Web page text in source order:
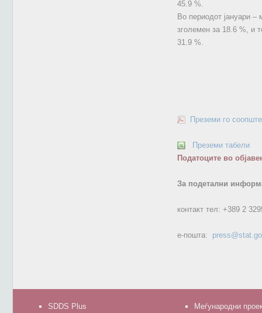
45.9 %.
Во периодот јануари –
зголемен за 18.6 %, и
31.9 %.
Преземи го
Преземи табели
Податоците во
За подетални
контакт тел: +389 2
е-пошта:
SDDS Plus
Меѓународни